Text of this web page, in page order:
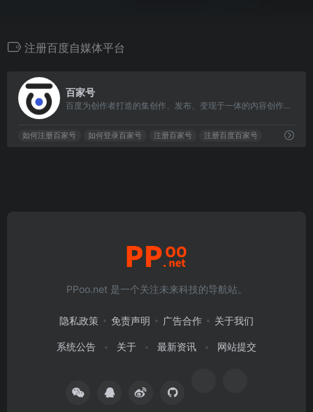
注册百度自媒体平台
百家号
百度为创作者打造的集创作、发布、变现于一体的内容创作平台，也是众多企业号实现营销转化的运营新阵地。
如何注册百家号 如何登录百家号 注册百家号 注册百度百家号
PPoo.net 是一个关注未来科技的导航站。
隐私政策 免责声明 广告合作 关于我们
系统公告 关于 最新资讯 网站提交